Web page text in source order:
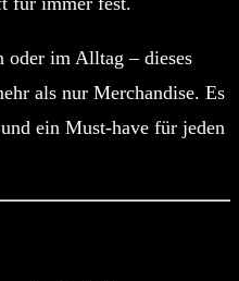
im Alltag – dieses
als nur Merchandise. Es
ein Must-have für jeden